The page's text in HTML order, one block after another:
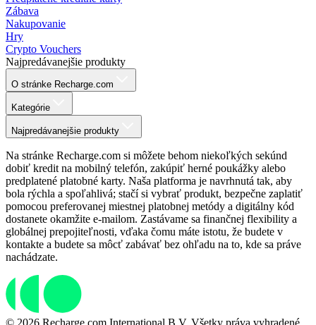
Zábava
Nakupovanie
Hry
Crypto Vouchers
Najpredávanejšie produkty
O stránke Recharge.com
Kategórie
Najpredávanejšie produkty
Na stránke Recharge.com si môžete behom niekoľkých sekúnd
dobiť kredit na mobilný telefón, zakúpiť herné poukážky alebo
predplatené platobné karty. Naša platforma je navrhnutá tak, aby
bola rýchla a spoľahlivá; stačí si vybrať produkt, bezpečne zaplatiť
pomocou preferovanej miestnej platobnej metódy a digitálny kód
dostanete okamžite e-mailom. Zastávame sa finančnej flexibility a
globálnej prepojiteľnosti, vďaka čomu máte istotu, že budete v
kontakte a budete sa môcť zabávať bez ohľadu na to, kde sa práve
nachádzate.